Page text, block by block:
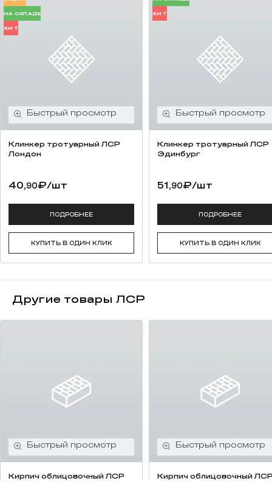
НА СКЛАДЕ
ХИТ
Клинкер тротуарный ЛСР
Лондон
40,90₽/шт
ПОДРОБНЕЕ
КУПИТЬ В ОДИН КЛИК
ХИТ
Клинкер тротуарный ЛСР
Эдинбург
51,90₽/шт
ПОДРОБНЕЕ
КУПИТЬ В ОДИН КЛИК
Другие товары ЛСР
Кирпич облицовочный ЛСР
Кирпич облицовочный